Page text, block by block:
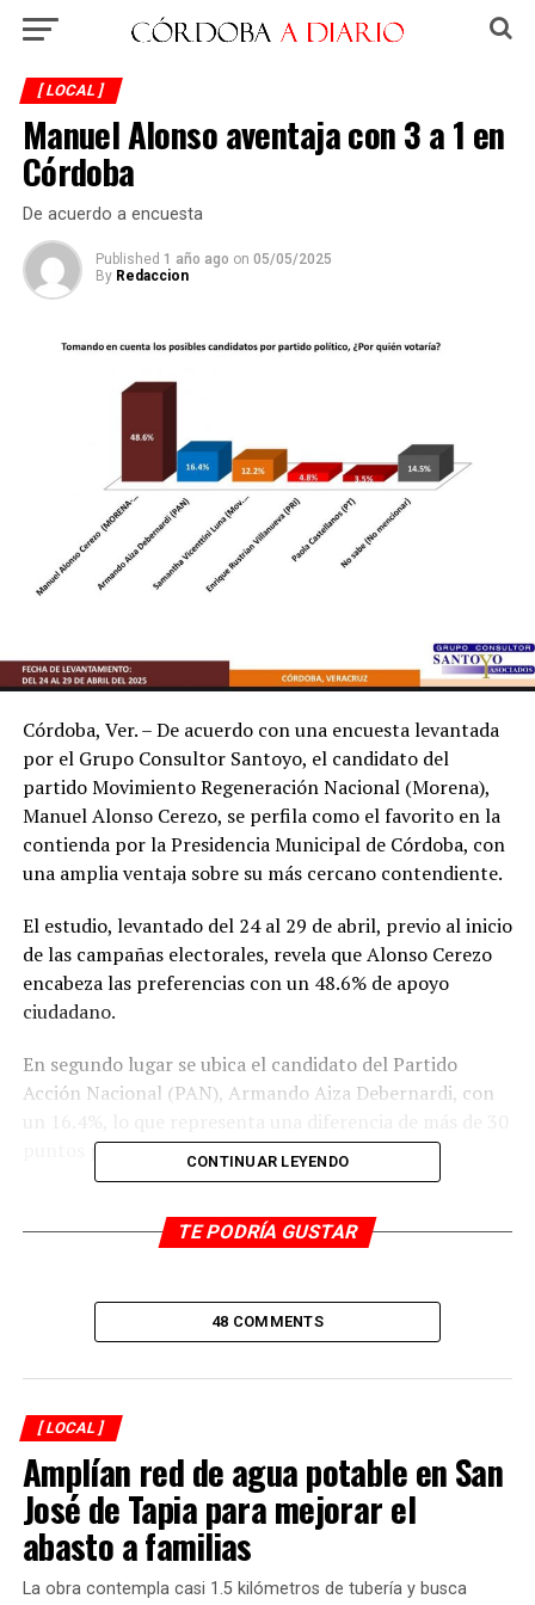
[ LOCAL ]
Manuel Alonso aventaja con 3 a 1 en
Córdoba
De acuerdo a encuesta
Published 1 año ago on 05/05/2025
By Redaccion
Córdoba, Ver. – De acuerdo con una encuesta levantada
por el Grupo Consultor Santoyo, el candidato del
partido Movimiento Regeneración Nacional (Morena),
Manuel Alonso Cerezo, se perfila como el favorito en la
contienda por la Presidencia Municipal de Córdoba, con
una amplia ventaja sobre su más cercano contendiente.
El estudio, levantado del 24 al 29 de abril, previo al inicio
de las campañas electorales, revela que Alonso Cerezo
encabeza las preferencias con un 48.6% de apoyo
ciudadano.
En segundo lugar se ubica el candidato del Partido
Acción Nacional (PAN), Armando Aiza Debernardi, con
puntos porcentuales.
candidatos por partido político, ¿por quién votaría?”,
Manuel Alonso Cerezo (Morena): 48.6%
Samantha Vicenttini Luna (Movimiento Ciudadano):
12.2%
Enrique Rustrían Villanueva (PRI): 4.8%
Paola Castellanos (PT): 3.5%
CONTINUAR LEYENDO
TE PODRÍA GUSTAR
48 COMMENTS
[ LOCAL ]
Amplían red de agua potable en San
José de Tapia para mejorar el
abasto a familias
La obra contempla casi 1.5 kilómetros de tubería y busca